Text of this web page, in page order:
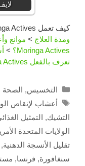
كيف تعمل Moringa Actives؟
ومدة العلاج > موانع
Moringa Actives؟
>
تعرف بالفعل Moringa Actives وتريد مشاركة رأيك؟
Categories
التخسيس, الصحة
Tags
أعشاب لإنقاص
التشيك, التمثيل
الولايات المتحدة
تقليل الأنسجة الدهنية,
سنغافورة, فرنسا,